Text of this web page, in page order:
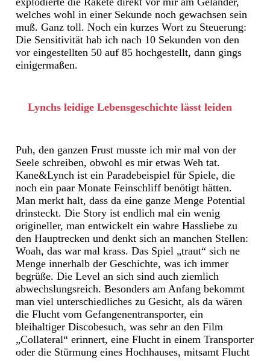
welches wohl in einer Sekunde noch gewachsen sein
muß. Ganz toll. Noch ein kurzes Wort zu Steuerung:
Die Sensitivität hab ich nach 10 Sekunden von den
vor eingestellten 50 auf 85 hochgestellt, dann gings
einigermaßen.
Lynchs leidige Lebensgeschichte lässt leiden
Puh, den ganzen Frust musste ich mir mal von der
Seele schreiben, obwohl es mir etwas Weh tat.
Kane&Lynch ist ein Paradebeispiel für Spiele, die
noch ein paar Monate Feinschliff benötigt hätten.
Man merkt halt, dass da eine ganze Menge Potential
drinsteckt. Die Story ist endlich mal ein wenig
origineller, man entwickelt ein wahre Hassliebe zu
den Hauptrecken und denkt sich an manchen Stellen:
Woah, das war mal krass. Das Spiel „traut“ sich ne
Menge innerhalb der Geschichte, was ich immer
begrüße. Die Level an sich sind auch ziemlich
abwechslungsreich. Besonders am Anfang bekommt
man viel unterschiedliches zu Gesicht, als da wären
die Flucht vom Gefangenentransporter, ein
bleihaltiger Discobesuch, was sehr an den Film
„Collateral“ erinnert, eine Flucht in einem Transporter
oder die Stürmung eines Hochhauses, mitsamt Flucht